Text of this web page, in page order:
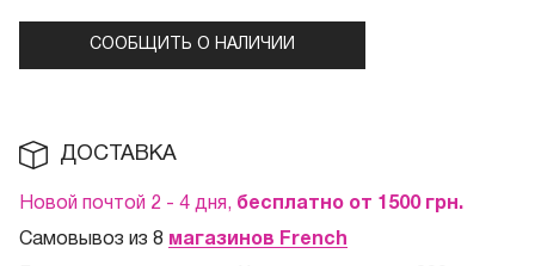
СООБЩИТЬ О НАЛИЧИИ
ДОСТАВКА
Новой почтой 2 - 4 дня, бесплатно от 1500 грн.
Самовывоз из 8 магазинов French